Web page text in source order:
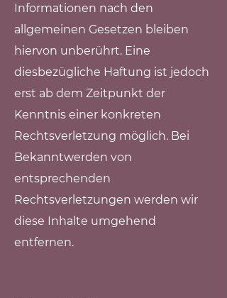
Informationen nach den
allgemeinen Gesetzen bleiben
hiervon unberührt. Eine
diesbezügliche Haftung ist jedoch
erst ab dem Zeitpunkt der
Kenntnis einer konkreten
Rechtsverletzung möglich. Bei
Bekanntwerden von
entsprechenden
Rechtsverletzungen werden wir
diese Inhalte umgehend
entfernen.